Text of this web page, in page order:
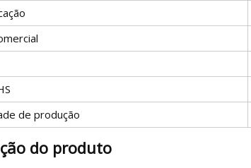
de produção
do produto